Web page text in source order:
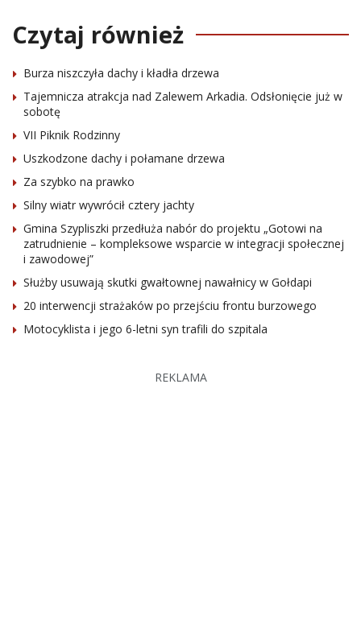
Czytaj również
Burza niszczyła dachy i kładła drzewa
Tajemnicza atrakcja nad Zalewem Arkadia. Odsłonięcie już w
sobotę
VII Piknik Rodzinny
Uszkodzone dachy i połamane drzewa
Za szybko na prawko
Silny wiatr wywrócił cztery jachty
Gmina Szypliszki przedłuża nabór do projektu „Gotowi na
zatrudnienie – kompleksowe wsparcie w integracji społecznej
i zawodowej”
Służby usuwają skutki gwałtownej nawałnicy w Gołdapi
20 interwencji strażaków po przejściu frontu burzowego
Motocyklista i jego 6-letni syn trafili do szpitala
REKLAMA